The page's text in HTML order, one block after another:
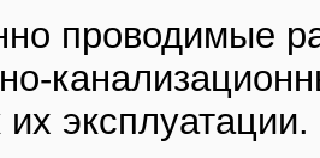
проводимые
эксплуатации.